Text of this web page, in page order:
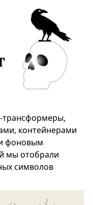
трансформеры,
контейнерами
фоновым
мы отобрали
символов